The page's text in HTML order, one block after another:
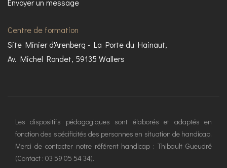
Centre de formation
Site Minier d'Arenberg - La Porte du Hainaut,
Av. Michel Rondet, 59135 Wallers
Les dispositifs pédagogiques sont élaborés et adaptés en
fonction des spécificités des personnes en situation de handicap.
Merci de contacter notre référent handicap : Thibault Gueudré
(Contact : 03 59 05 54 34).